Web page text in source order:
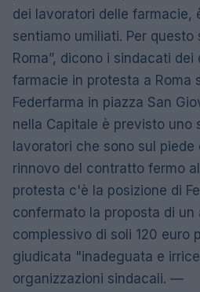
dei lavoratori delle farmacie,
sentiamo umiliati. Per
Roma”, dicono i sindacati
farmacie in protesta a Roma
Federfarma in piazza San
nella Capitale è previsto uno
lavoratori che sono sul piede
rinnovo del contratto fermo
protesta c'è la posizione di
confermato la proposta di un
complessivo di soli 120 euro
giudicata "inadeguata e
organizzazioni sindacali. —